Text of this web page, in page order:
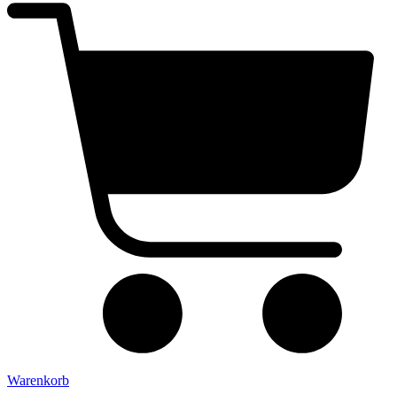
Warenkorb